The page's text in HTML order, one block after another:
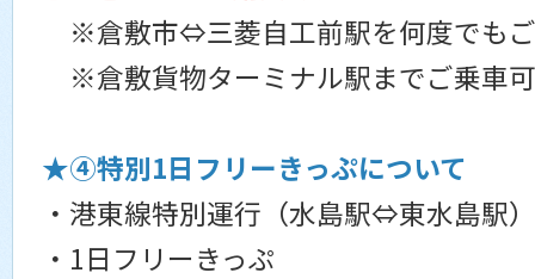
※倉敷市⇔三菱自工前駅を何度でも
※倉敷貨物ターミナル駅までご乗車
★④特別1日フリーきっぷについて
・港東線特別運行（水島駅⇔東水島駅
・1日フリーきっぷ